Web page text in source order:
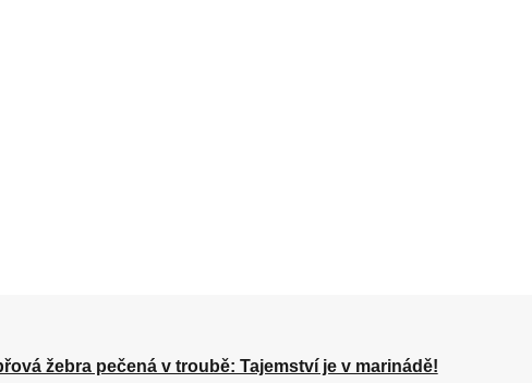
žebra pečená v troubě: Tajemství je v marinádě!